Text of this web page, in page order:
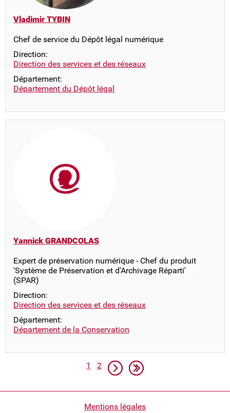
Vladimir TYBIN
Chef de service du Dépôt légal numérique
Direction:
Direction des services et des réseaux
Département:
Département du Dépôt légal
Yannick GRANDCOLAS
Expert de préservation numérique - Chef du produit
'Système de Préservation et d'Archivage Réparti'
(SPAR)
Direction:
Direction des services et des réseaux
Département:
Département de la Conservation
Pagination
Page
1 Page
2 Page suivante
Dernière page
Mentions légales